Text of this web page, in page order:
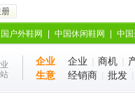
户外鞋网 中国休闲鞋网 中
企业
生意
企业 商机
经销商
批发